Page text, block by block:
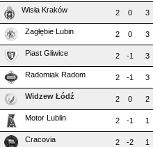
Wisła Kraków 2 0 3
Zagłębie Lubin 2 0 3
Piast Gliwice 2 -1 3
Radomiak Radom 2 -1 3
Widzew Łódź 2 0 2
Motor Lublin 2 -1 1
Cracovia 2 -2 1